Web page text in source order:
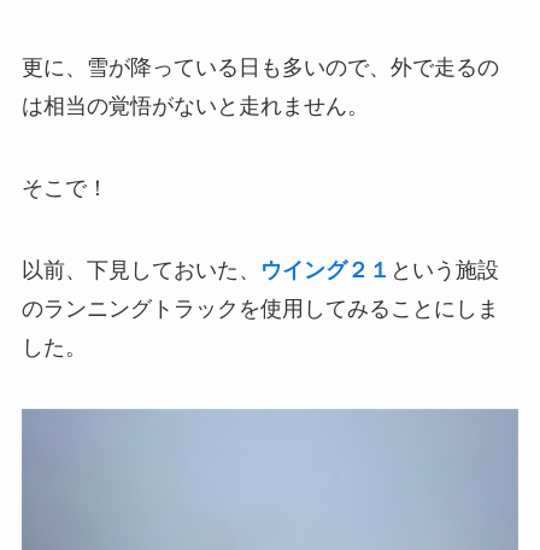
更に、雪が降っている日も多いので、外で走るの
は相当の覚悟がないと走れません。
そこで！
以前、下見しておいた、 ウイング２１ という施設
のランニングトラックを使用してみることにしま
した。